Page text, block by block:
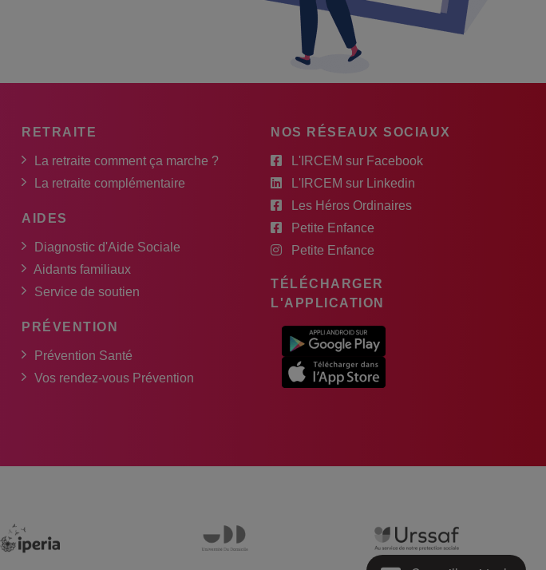
RETRAITE
La retraite comment ça marche ?
La retraite complémentaire
AIDES
Diagnostic d'Aide Sociale
Aidants familiaux
Service de soutien
PRÉVENTION
Prévention Santé
Vos rendez-vous Prévention
NOS RÉSEAUX SOCIAUX
L'IRCEM sur Facebook
L'IRCEM sur Linkedin
Les Héros Ordinaires
Petite Enfance
Petite Enfance
TÉLÉCHARGER
L'APPLICATION